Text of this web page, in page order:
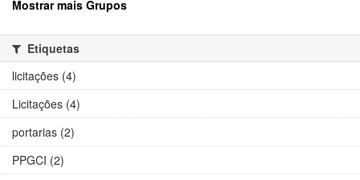
Mostrar mais Grupos
Etiquetas
licitações (4)
Licitações (4)
portarias (2)
PPGCI (2)